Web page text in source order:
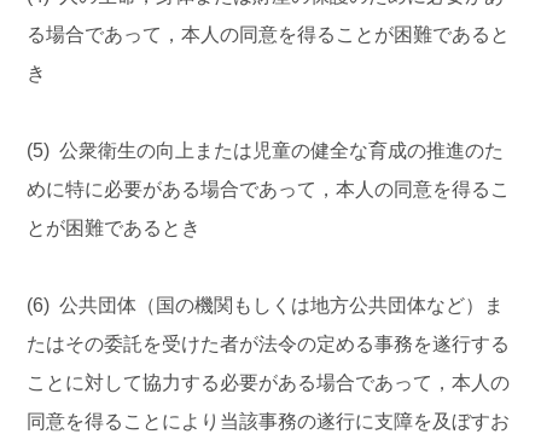
る場合であって，本人の同意を得ることが困難であると
き
(5) 公衆衛生の向上または児童の健全な育成の推進のた
めに特に必要がある場合であって，本人の同意を得るこ
とが困難であるとき
(6) 公共団体（国の機関もしくは地方公共団体など）ま
たはその委託を受けた者が法令の定める事務を遂行する
ことに対して協力する必要がある場合であって，本人の
同意を得ることにより当該事務の遂行に支障を及ぼすお